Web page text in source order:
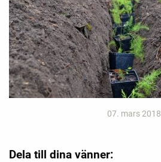
07. mars 2018
Dela till dina vänner: